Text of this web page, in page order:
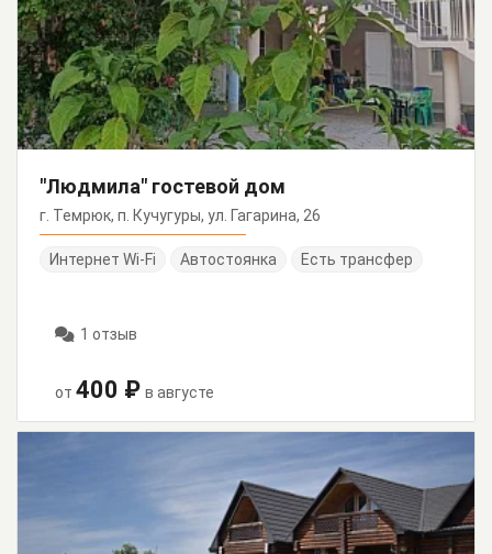
"Людмила" гостевой дом
г. Темрюк, п. Кучугуры, ул. Гагарина, 26
Интернет Wi-Fi Автостоянка Есть трансфер
1 отзыв
от 400 ₽ в августе